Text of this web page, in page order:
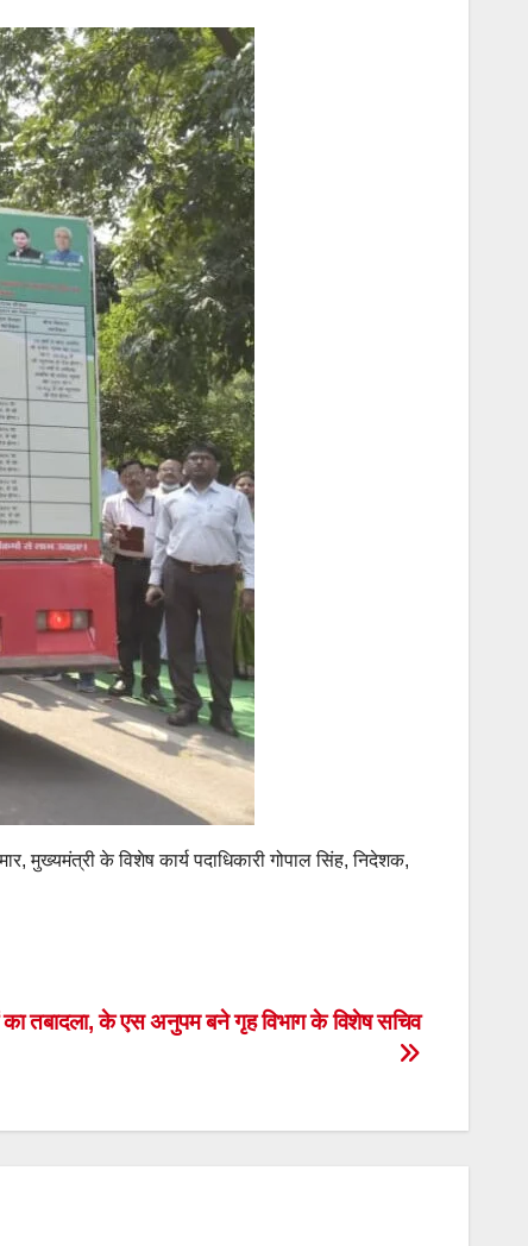
मुख्यमंत्री के विशेष कार्य पदाधिकारी गोपाल सिंह, निदेशक,
का तबादला, के एस अनुपम बने गृह विभाग के विशेष सचिव